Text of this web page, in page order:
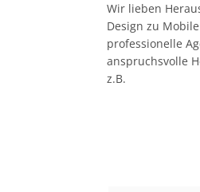
Wir lieben
Design zu
professionelle
anspruchsvolle
z.B.